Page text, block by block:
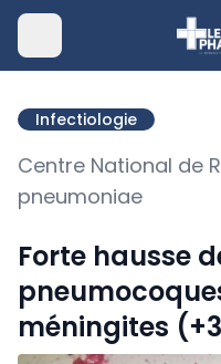
Infectiologie
Centre National de
pneumoniae
Forte hausse
méningites